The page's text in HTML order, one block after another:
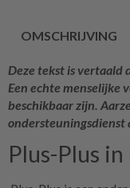
OMSCHRIJVING
Deze tekst is vertaald
Een echte menselijke
beschikbaar zijn.
ondersteuningsdienst
Plus-Plus